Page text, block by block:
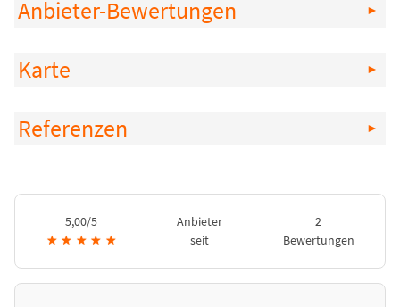
Anbieter-Bewertungen
Karte
Referenzen
5,00/5
★ ★ ★ ★ ★
Anbieter
seit
2
Bewertungen